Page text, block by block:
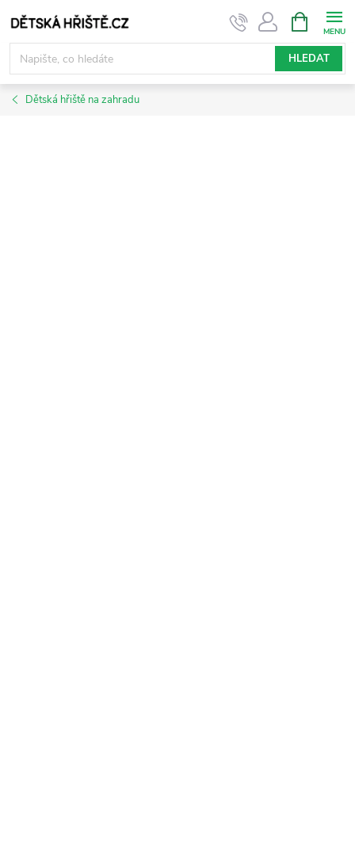
na
obsah
HLEDAT
NÁKUPNÍ
KOŠÍK
Dětská hřiště na zahradu